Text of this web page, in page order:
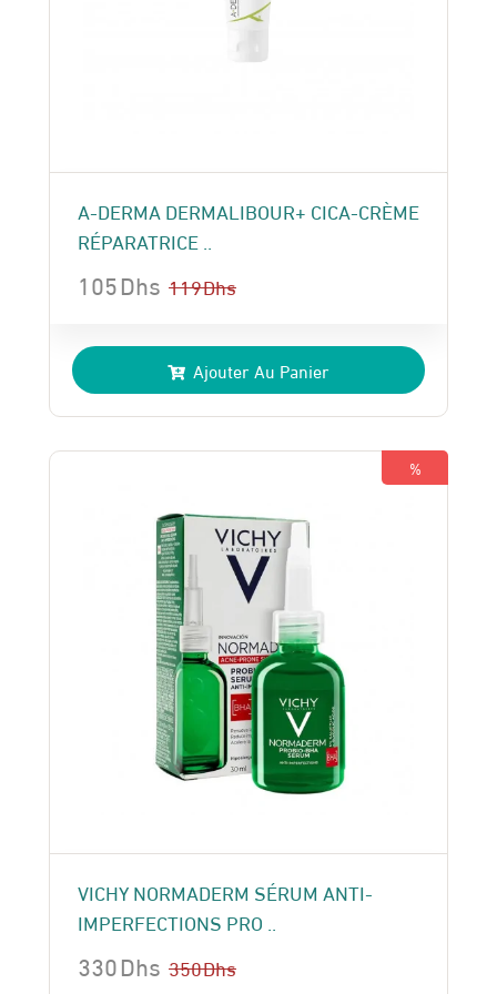
A-DERMA DERMALIBOUR+ CICA-CRÈME
RÉPARATRICE ..
119Dhs
prix
initial
était :
119 Dhs.
105Dhs
prix
actuel
est :
105 Dhs.
Ajouter Au Panier
%
VICHY NORMADERM SÉRUM ANTI-
IMPERFECTIONS PRO ..
350Dhs
330Dhs